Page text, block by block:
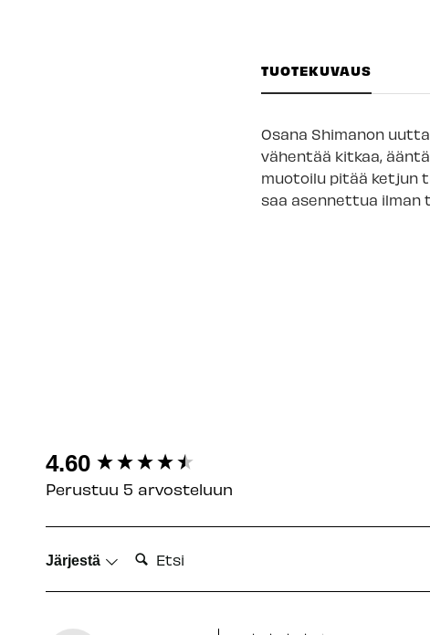
TUOTEKUVAUS
Osana Shimanon
vähentää kitkaa,
muotoilu pitää ketjun
saa asennettua ilman
4.60
Perustuu 5 arvosteluun
Järjestä Etsi:
New content loaded